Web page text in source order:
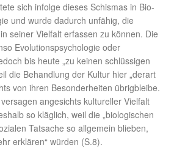
sich infolge dieses Schismas in Bio-
und wurde dadurch unfähig, die
seiner Vielfalt erfassen zu können. Die
Evolutionspsychologie oder
bis heute „zu keinen schlüssigen
die Behandlung der Kultur hier „derart
von ihren Besonderheiten übrigbleibe.
angesichts kultureller Vielfalt
so kläglich, weil die „biologischen
Tatsache so allgemein blieben,
erklären“ würden (S.8).